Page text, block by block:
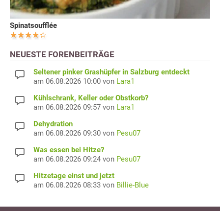
Spinatsoufflée
NEUESTE FORENBEITRÄGE
Seltener pinker Grashüpfer in Salzburg entdeckt
am 06.08.2026 10:00 von Lara1
Kühlschrank, Keller oder Obstkorb?
am 06.08.2026 09:57 von Lara1
Dehydration
am 06.08.2026 09:30 von Pesu07
Was essen bei Hitze?
am 06.08.2026 09:24 von Pesu07
Hitzetage einst und jetzt
am 06.08.2026 08:33 von Billie-Blue